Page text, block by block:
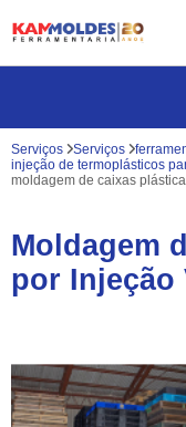
Serviços Serviços
injeção de termoplásticos
moldagem de caixas
Moldagem
por Injeção